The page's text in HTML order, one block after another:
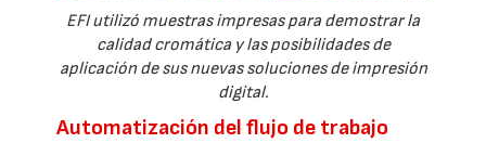
EFI utilizó muestras impresas para demostrar la
calidad cromática y las posibilidades de
aplicación de sus nuevas soluciones de impresión
digital.
Automatización del flujo de trabajo